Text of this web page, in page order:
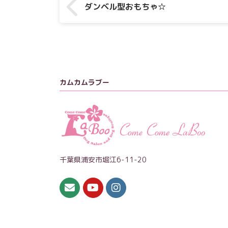
ダンベル型おもちゃ☆
カムカムラブー
千葉県浦安市堀江6-11-20